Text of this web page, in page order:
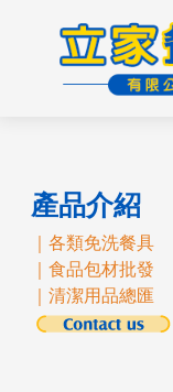
產品介紹
｜各類免洗餐具
｜食品包材批發
｜清潔用品總匯